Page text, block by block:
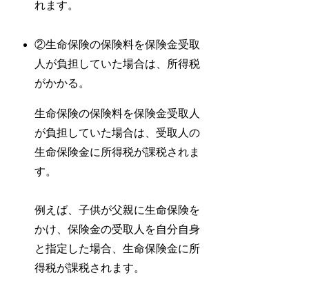
れます。
②生命保険の保険料を保険金受取
人が負担していた場合は、所得税
がかかる。
生命保険の保険料を保険金受取人
が負担していた場合は、受取人の
生命保険金に所得税が課税されま
す。
例えば、子供が父親に生命保険を
かけ、保険金の受取人を自分自身
と指定した場合、生命保険金に所
得税が課税されます。